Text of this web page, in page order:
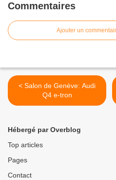
Commentaires
Ajouter un
< Salon de Genève: Audi
Q4 e-tron
Hébergé par Overblog
Top articles
Pages
Contact